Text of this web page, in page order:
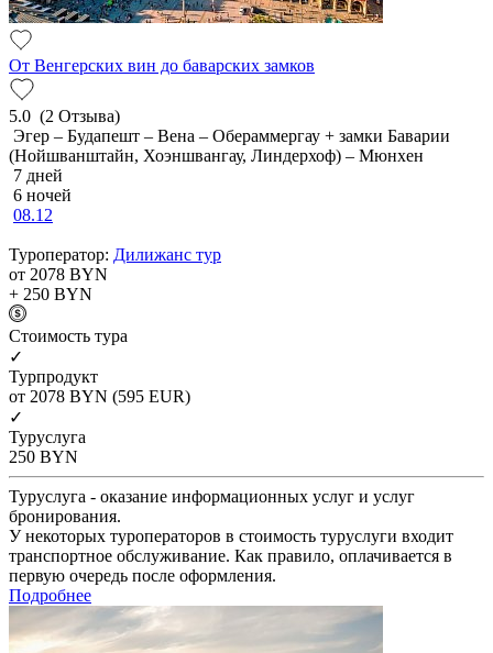
От Венгерских вин до баварских замков
5.0 (2 Отзыва)
Эгер – Будапешт – Вена – Обераммергау + замки Баварии
(Нойшванштайн, Хоэншвангау, Линдерхоф) – Мюнхен
7 дней
6 ночей
08.12
Туроператор: Дилижанс тур
от 2078 BYN
+ 250 BYN
Cтоимость тура
✓
Турпродукт
от 2078 BYN (595 EUR)
✓
Туруслуга
250 BYN
Туруслуга - оказание информационных услуг и услуг
бронирования.
У некоторых туроператоров в стоимость туруслуги входит
транспортное обслуживание. Как правило, оплачивается в
первую очередь после оформления.
Подробнее